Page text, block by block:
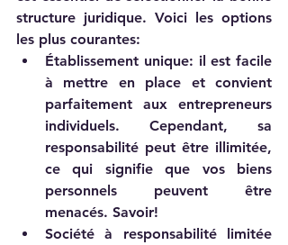
structure juridique. Voici les options
les plus courantes:
Établissement unique: il est facile
à mettre en place et convient
parfaitement aux entrepreneurs
individuels. Cependant, sa
responsabilité peut être illimitée,
ce qui signifie que vos biens
personnels peuvent être
menacés. Savoir!
Société à responsabilité limitée